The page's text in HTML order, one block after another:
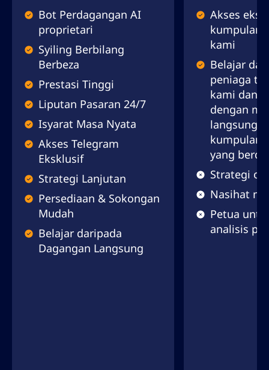
Bot Perdagangan AI
proprietari
Syiling Berbilang
Berbeza
Prestasi Tinggi
Liputan Pasaran 24/7
Isyarat Masa Nyata
Akses Telegram
Eksklusif
Strategi Lanjutan
Persediaan & Sokongan
Mudah
Belajar daripada
Dagangan Langsung
Akses
kumpulan
kami
Belajar
peniaga
kami dan
dengan
langsung
kumpulan
yang
Strategi
Nasihat
Petua
analisis